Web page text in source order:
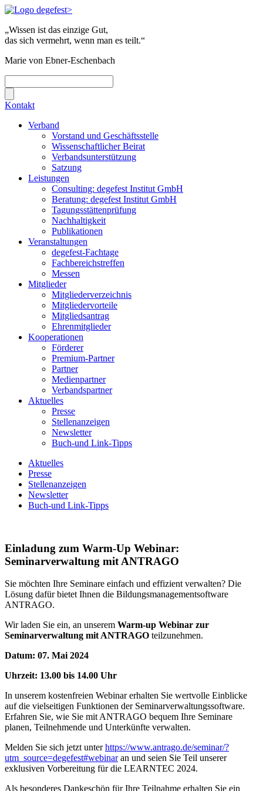
„Wissen ist das einzige Gut,
das sich vermehrt, wenn man es teilt.“
Marie von Ebner-Eschenbach
Kontakt
Verband
Vorstand und Geschäftsstelle
Wissenschaftlicher Beirat
Verbandsunterstützung
Satzung
Leistungen
Consulting: degefest Institut GmbH
Beratung: degefest Institut GmbH
Tagungsstättenprüfung
Nachhaltigkeit
Publikationen
Veranstaltungen
degefest-Fachtage
Fachbereichstreffen
Messen
Mitglieder
Mitgliederverzeichnis
Mitgliedervorteile
Mitgliedsantrag
Ehrenmitglieder
Kooperationen
Förderer
Premium-Partner
Partner
Medienpartner
Verbandspartner
Aktuelles
Presse
Stellenanzeigen
Newsletter
Buch-und Link-Tipps
Aktuelles
Presse
Stellenanzeigen
Newsletter
Buch-und Link-Tipps
Einladung zum Warm-Up Webinar:
Seminarverwaltung mit ANTRAGO
Sie möchten Ihre Seminare einfach und effizient verwalten? Die
Lösung dafür bietet Ihnen die Bildungsmanagementsoftware
ANTRAGO.
Wir laden Sie ein, an unserem Warm-up Webinar zur
Seminarverwaltung mit ANTRAGO teilzunehmen.
Datum: 07. Mai 2024
Uhrzeit: 13.00 bis 14.00 Uhr
In unserem kostenfreien Webinar erhalten Sie wertvolle Einblicke
auf die vielseitigen Funktionen der Seminarverwaltungssoftware.
Erfahren Sie, wie Sie mit ANTRAGO bequem Ihre Seminare
planen, Teilnehmende und Unterkünfte verwalten.
Melden Sie sich jetzt unterhttps://www.antrago.de/seminar/?
utm_source=degefest#webinaran und seien Sie Teil unserer
exklusiven Vorbereitung für die LEARNTEC 2024.
Als besonderes Dankeschön für Ihre Teilnahme erhalten Sie ein